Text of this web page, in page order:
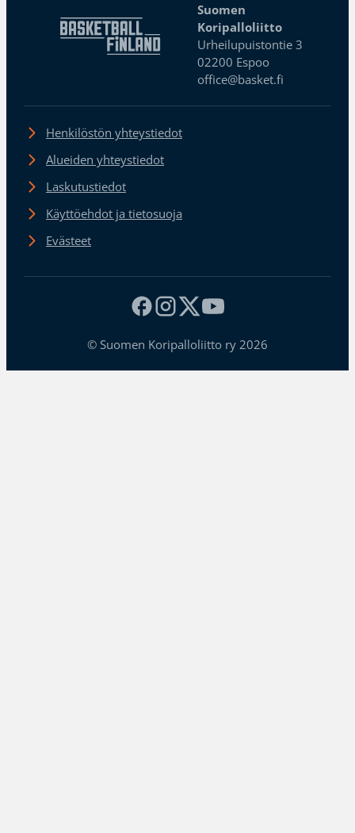
Suomen
Koripalloliitto
Urheilupuistontie 3
02200 Espoo
office@basket.fi
Henkilöstön yhteystiedot
Alueiden yhteystiedot
Laskutustiedot
Käyttöehdot ja tietosuoja
Evästeet
© Suomen Koripalloliitto ry 2026